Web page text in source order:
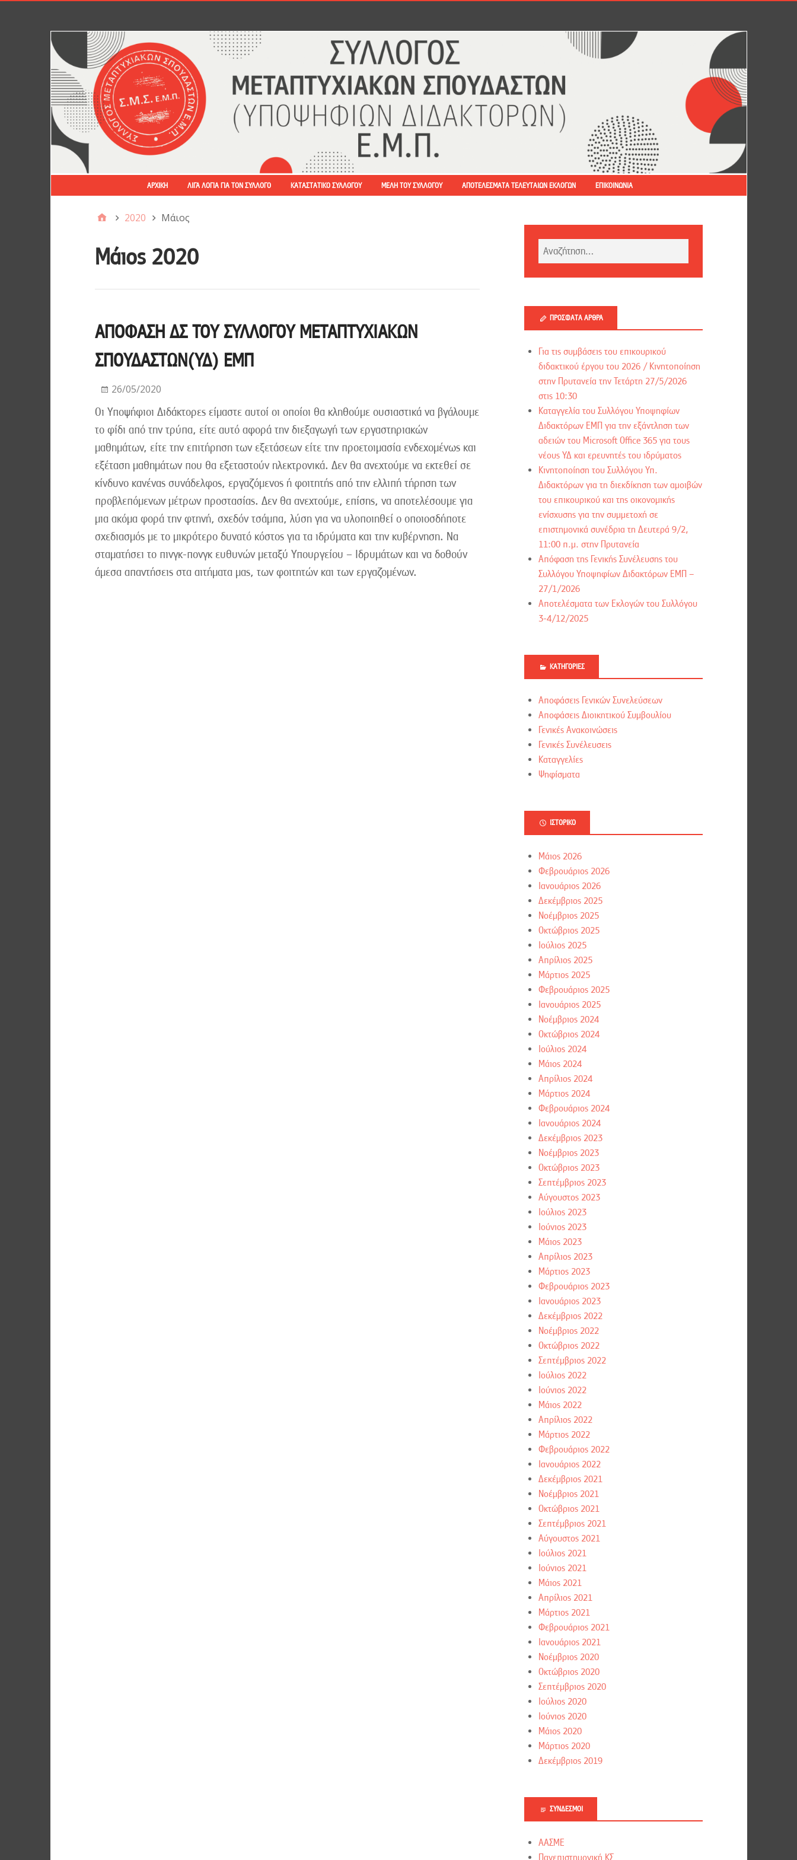
ΑΡΧΙΚΉ ΛΊΓΑ ΛΌΓΙΑ ΓΙΑ ΤΟΝ ΣΎΛΛΟΓΟ ΚΑΤΑΣΤΑΤΙΚΌ ΣΥΛΛΌΓΟΥ ΜΈΛΗ ΤΟΥ ΣΥΛΛΌΓΟΥ ΑΠΟΤΕΛΈΣΜΑΤΑ ΤΕΛΕΥΤΑΊΩΝ ΕΚΛΟΓΏΝ ΕΠΙΚΟΙΝΩΝΊΑ
2020 Μάιος
Μάιος 2020
ΑΠΟΦΑΣΗ ΔΣ ΤΟΥ ΣΥΛΛΟΓΟΥ ΜΕΤΑΠΤΥΧΙΑΚΩΝ
ΣΠΟΥΔΑΣΤΩΝ(ΥΔ) ΕΜΠ
26/05/2020
Οι Υποψήφιοι Διδάκτορες είμαστε αυτοί οι οποίοι θα κληθούμε ουσιαστικά να βγάλουμε
το φίδι από την τρύπα, είτε αυτό αφορά την διεξαγωγή των εργαστηριακών
μαθημάτων, είτε την επιτήρηση των εξετάσεων είτε την προετοιμασία ενδεχομένως και
εξέταση μαθημάτων που θα εξεταστούν ηλεκτρονικά. Δεν θα ανεχτούμε να εκτεθεί σε
κίνδυνο κανένας συνάδελφος, εργαζόμενος ή φοιτητής από την ελλιπή τήρηση των
προβλεπόμενων μέτρων προστασίας. Δεν θα ανεχτούμε, επίσης, να αποτελέσουμε για
μια ακόμα φορά την φτηνή, σχεδόν τσάμπα, λύση για να υλοποιηθεί ο οποιοσδήποτε
σχεδιασμός με το μικρότερο δυνατό κόστος για τα ιδρύματα και την κυβέρνηση. Να
σταματήσει το πινγκ-πονγκ ευθυνών μεταξύ Υπουργείου – Ιδρυμάτων και να δοθούν
άμεσα απαντήσεις στα αιτήματα μας, των φοιτητών και των εργαζομένων.
ΠΡΌΣΦΑΤΑ ΆΡΘΡΑ
Για τις συμβάσεις του επικουρικού
διδακτικού έργου του 2026 / Kινητοποίηση
στην Πρυτανεία την Τετάρτη 27/5/2026
στις 10:30
Καταγγελία του Συλλόγου Υποψηφίων
Διδακτόρων ΕΜΠ για την εξάντληση των
αδειών του Microsoft Office 365 για τους
νέους ΥΔ και ερευνητές του ιδρύματος
Κινητοποίηση του Συλλόγου Υπ.
Διδακτόρων για τη διεκδίκηση των αμοιβών
του επικουρικού και της οικονομικής
ενίσχυσης για την συμμετοχή σε
επιστημονικά συνέδρια τη Δευτερά 9/2,
11:00 π.μ. στην Πρυτανεία
Απόφαση της Γενικής Συνέλευσης του
Συλλόγου Υποψηφίων Διδακτόρων ΕΜΠ –
27/1/2026
Αποτελέσματα των Εκλογών του Συλλόγου
3-4/12/2025
ΚΑΤΗΓΟΡΊΕΣ
Αποφάσεις Γενικών Συνελεύσεων
Αποφάσεις Διοικητικού Συμβουλίου
Γενικές Ανακοινώσεις
Γενικές Συνέλευσεις
Καταγγελίες
Ψηφίσματα
ΙΣΤΟΡΙΚΌ
Μάιος 2026
Φεβρουάριος 2026
Ιανουάριος 2026
Δεκέμβριος 2025
Νοέμβριος 2025
Οκτώβριος 2025
Ιούλιος 2025
Απρίλιος 2025
Μάρτιος 2025
Φεβρουάριος 2025
Ιανουάριος 2025
Νοέμβριος 2024
Οκτώβριος 2024
Ιούλιος 2024
Μάιος 2024
Απρίλιος 2024
Μάρτιος 2024
Φεβρουάριος 2024
Ιανουάριος 2024
Δεκέμβριος 2023
Νοέμβριος 2023
Οκτώβριος 2023
Σεπτέμβριος 2023
Αύγουστος 2023
Ιούλιος 2023
Ιούνιος 2023
Μάιος 2023
Απρίλιος 2023
Μάρτιος 2023
Φεβρουάριος 2023
Ιανουάριος 2023
Δεκέμβριος 2022
Νοέμβριος 2022
Οκτώβριος 2022
Σεπτέμβριος 2022
Ιούλιος 2022
Ιούνιος 2022
Μάιος 2022
Απρίλιος 2022
Μάρτιος 2022
Φεβρουάριος 2022
Ιανουάριος 2022
Δεκέμβριος 2021
Νοέμβριος 2021
Οκτώβριος 2021
Σεπτέμβριος 2021
Αύγουστος 2021
Ιούλιος 2021
Ιούνιος 2021
Μάιος 2021
Απρίλιος 2021
Μάρτιος 2021
Φεβρουάριος 2021
Ιανουάριος 2021
Νοέμβριος 2020
Οκτώβριος 2020
Σεπτέμβριος 2020
Ιούλιος 2020
Ιούνιος 2020
Μάιος 2020
Μάρτιος 2020
Δεκέμβριος 2019
ΣΎΝΔΕΣΜΟΙ
ΑΑΣΜΕ
Πανεπιστημονική ΚΣ